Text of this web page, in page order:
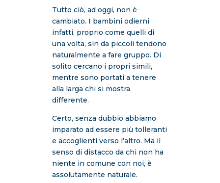
Tutto ciò, ad oggi, non è
cambiato. I bambini odierni
infatti, proprio come quelli di
una volta, sin da piccoli tendono
naturalmente a fare gruppo. Di
solito cercano i propri simili,
mentre sono portati a tenere
alla larga chi si mostra
differente.
Certo, senza dubbio abbiamo
imparato ad essere più tolleranti
e accoglienti verso l’altro. Ma il
senso di distacco da chi non ha
niente in comune con noi, è
assolutamente naturale.